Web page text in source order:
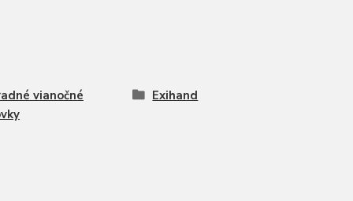
vianočné
Exihand